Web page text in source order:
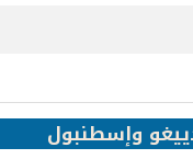
وإسطنبول